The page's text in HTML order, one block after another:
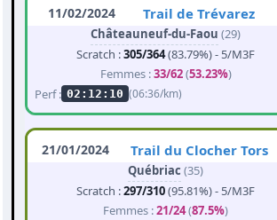
11/02/2024 Trail de Trévarez
Châteauneuf-du-Faou (29)
Scratch :305/364(83.79%) - 5/M3F
Femmes :33/62(53.23%)
Perf : 02:12:10 (06:36/km)
21/01/2024 Trail du Clocher Tors
Québriac (35)
Scratch :297/310(95.81%) - 5/M3F
Femmes :21/24(87.5%)